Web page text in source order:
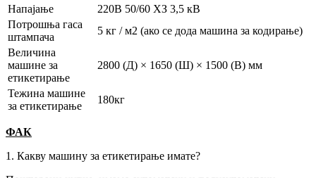
Напајање
220В 50/60 ХЗ 3,5 кВ
Потрошња гаса
штампача
5 кг / м2 (ако се дода машина за кодирање)
Величина
машине за
етикетирање
2800 (Д) × 1650 (Ш) × 1500 (В) мм
Тежина машине
за етикетирање
180кг
ФАК
1. Какву машину за етикетирање имате?